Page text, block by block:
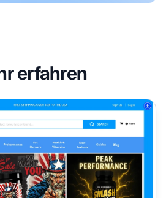
erfahren
Programm